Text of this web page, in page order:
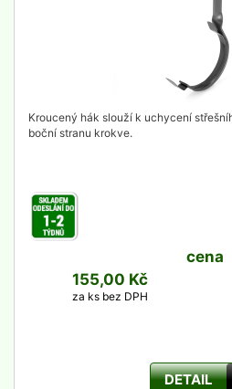
Kroucený hák slouží k uchycení
boční stranu krokve.
cena
155,00 Kč
za ks bez DPH
DETAIL